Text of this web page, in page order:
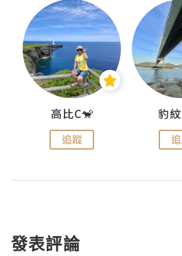
高比C🐒
追蹤
豹
發表評論